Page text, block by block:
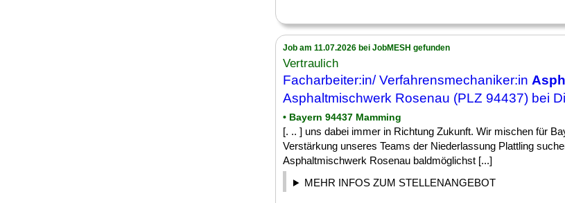
Job am 11.07.2026 bei JobMESH gefunden
Vertraulich
Facharbeiter:in/ Verfahrensmechaniker:in
Asphaltmischwerk Rosenau (PLZ 94437) bei
• Bayern 94437 Mamming
[. .. ] uns dabei immer in Richtung Zukunft. Wir mischen für
Verstärkung unseres Teams der Niederlassung Plattling
Asphaltmischwerk Rosenau baldmöglichst [...]
MEHR INFOS ZUM STELLENANGEBOT